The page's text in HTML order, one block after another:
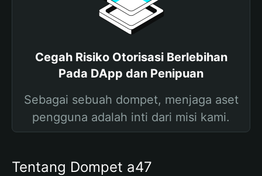
Cegah Risiko Otorisasi Berlebihan
Pada DApp dan Penipuan
Sebagai sebuah dompet, menjaga aset
pengguna adalah inti dari misi kami.
Tentang Dompet a47